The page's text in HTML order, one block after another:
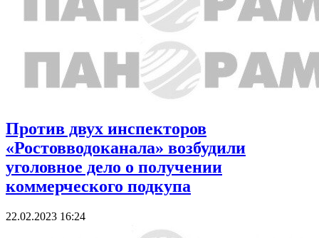
Против двух инспекторов
«Ростовводоканала» возбудили
уголовное дело о получении
коммерческого подкупа
22.02.2023 16:24